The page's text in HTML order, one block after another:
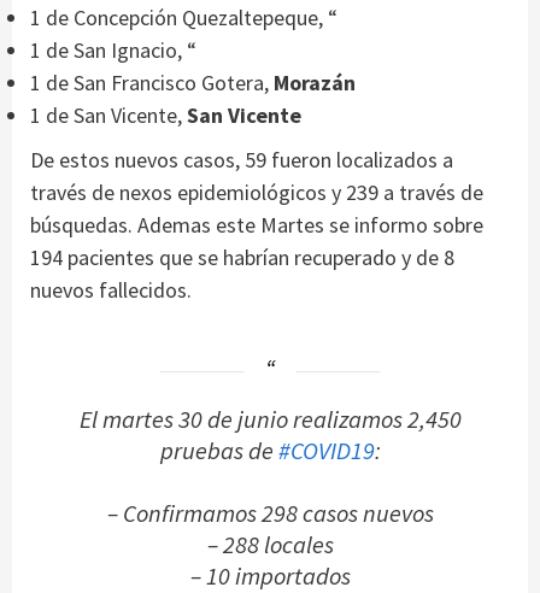
1 de Concepción Quezaltepeque, “
1 de San Ignacio, “
1 de San Francisco Gotera, Morazán
1 de San Vicente,San Vicente
De estos nuevos casos, 59 fueron localizados a
través de nexos epidemiológicos y 239 a través de
búsquedas. Ademas este Martes se informo sobre
194 pacientes que se habrían recuperado y de 8
nuevos fallecidos.
El martes 30 de junio realizamos 2,450
pruebas de#COVID19:
– Confirmamos 298 casos nuevos
– 288 locales
– 10 importados